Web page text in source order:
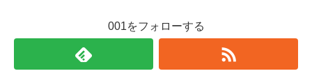
001をフォローする